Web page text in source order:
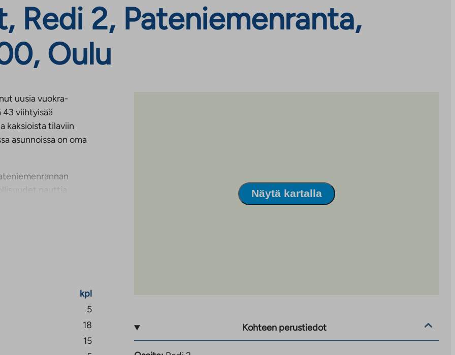
Redi 2, Pateniemenranta,
Oulu
uusia vuokra-
43 viihtyisää
kaksioista tilaviin
asunnoissa on oma
nauttia
ja leikkipuisto
on reilun
Ideaparkin
ajaa
kpl
5
18
15
Näytä kartalla
Kohteen perustiedot